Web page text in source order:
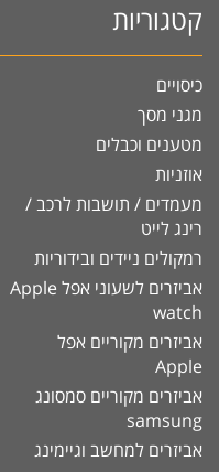
קטגוריות
כיסויים
מגני מסך
מטענים וכבלים
אוזניות
מעמדים / תושבות לרכב /
רינג לייט
רמקולים ניידים ובידוריות
אביזרים לשעוני אפל Apple
watch
אביזרים מקוריים אפל
Apple
אביזרים מקוריים סמסונג
samsung
אביזרים למחשב וגיימינג